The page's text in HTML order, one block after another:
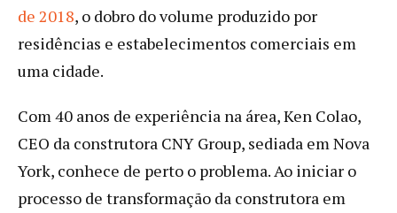
de 2018, o dobro do volume produzido por
residências e estabelecimentos comerciais em
uma cidade.
Com 40 anos de experiência na área, Ken Colao,
CEO da construtora CNY Group, sediada em Nova
York, conhece de perto o problema. Ao iniciar o
processo de transformação da construtora em